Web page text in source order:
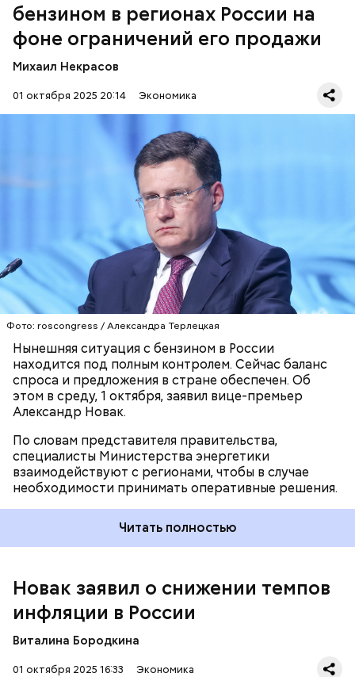
бензином в регионах России на
фоне ограничений его продажи
Михаил Некрасов
01 октября 2025 20:14 Экономика
Фото: roscongress / Александра Терлецкая
Нынешняя ситуация с бензином в России
находится под полным контролем. Сейчас баланс
спроса и предложения в стране обеспечен. Об
этом в среду, 1 октября, заявил вице-премьер
Александр Новак.
По словам представителя правительства,
специалисты Министерства энергетики
взаимодействуют с регионами, чтобы в случае
необходимости принимать оперативные решения.
— Наблюдаются отдельные проблемы обеспечения
по отдельным регионам, и в ручном режиме
Министерство энергетики вместе с регионами
решает эти вопросы, — передает слова Новака
Читать полностью
АЛЕКСАНДР НОВАК РОССИЯ
Новак заявил о снижении темпов
инфляции в России
Виталина Бородкина
01 октября 2025 16:33 Экономика
Ранее президент России Владимир Путин заявил,
инфляции в стране предоставляют результат —
рост потребительских ценснизился на 0,7
процента. Тенденцию, которая касается инфляции
сейчас траектория снижения инфляции опережает
прогнозы правительства и Банка России.
Путин также сообщил, что инфляция в России
снижается и к концу года может составитьшесть–
семь процентов